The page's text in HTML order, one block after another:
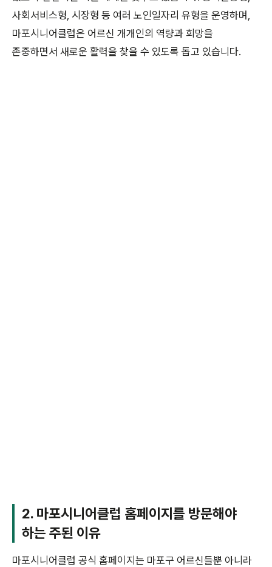
사회서비스형, 시장형 등 여러 노인일자리 유형을 운영하며,
마포시니어클럽은 어르신 개개인의 역량과 희망을
존중하면서 새로운 활력을 찾을 수 있도록 돕고 있습니다.
2. 마포시니어클럽 홈페이지를 방문해야
하는 주된 이유
마포시니어클럽 공식 홈페이지는 마포구 어르신들뿐 아니라